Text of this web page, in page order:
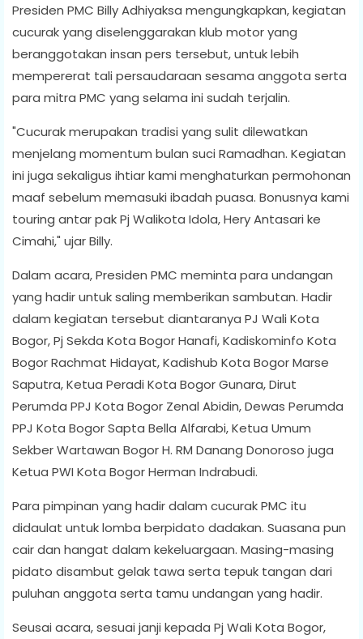
Presiden PMC Billy Adhiyaksa mengungkapkan, kegiatan
cucurak yang diselenggarakan klub motor yang
beranggotakan insan pers tersebut, untuk lebih
mempererat tali persaudaraan sesama anggota serta
para mitra PMC yang selama ini sudah terjalin.
"Cucurak merupakan tradisi yang sulit dilewatkan
menjelang momentum bulan suci Ramadhan. Kegiatan
ini juga sekaligus ihtiar kami menghaturkan permohonan
maaf sebelum memasuki ibadah puasa. Bonusnya kami
touring antar pak Pj Walikota Idola, Hery Antasari ke
Cimahi," ujar Billy.
Dalam acara, Presiden PMC meminta para undangan
yang hadir untuk saling memberikan sambutan. Hadir
dalam kegiatan tersebut diantaranya PJ Wali Kota
Bogor, Pj Sekda Kota Bogor Hanafi, Kadiskominfo Kota
Bogor Rachmat Hidayat, Kadishub Kota Bogor Marse
Saputra, Ketua Peradi Kota Bogor Gunara, Dirut
Perumda PPJ Kota Bogor Zenal Abidin, Dewas Perumda
PPJ Kota Bogor Sapta Bella Alfarabi, Ketua Umum
Sekber Wartawan Bogor H. RM Danang Donoroso juga
Ketua PWI Kota Bogor Herman Indrabudi.
Para pimpinan yang hadir dalam cucurak PMC itu
didaulat untuk lomba berpidato dadakan. Suasana pun
cair dan hangat dalam kekeluargaan. Masing-masing
pidato disambut gelak tawa serta tepuk tangan dari
puluhan anggota serta tamu undangan yang hadir.
Seusai acara, sesuai janji kepada Pj Wali Kota Bogor,